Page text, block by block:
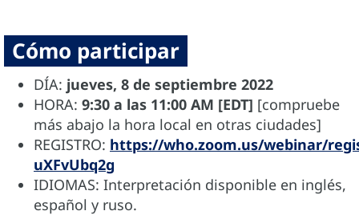
Cómo participar
DÍA: jueves, 8 de septiembre 2022
HORA: 9:30 a las 11:00 AM [EDT] [compruebe
más abajo la hora local en otras ciudades]
REGISTRO: https://who.zoom.us/webinar/
uXFvUbq2g
IDIOMAS: Interpretación disponible en inglés,
español y ruso.